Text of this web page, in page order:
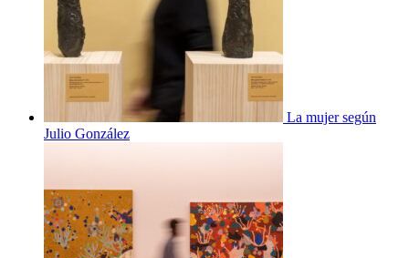
La mujer según
Julio González